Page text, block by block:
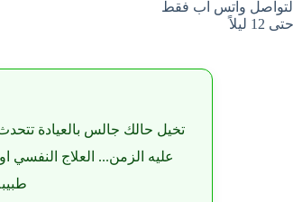
التواصل واتس اب فقط
تخيل حالك جالس بالعيادة
عليه الزمن... العلاج النفسي